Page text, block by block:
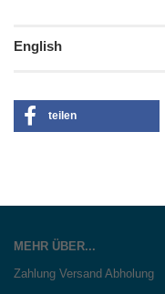
English
teilen
MEHR ÜBER...
Zahlung Versand Abholung